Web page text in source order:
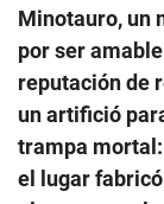
Minotauro, un
por ser
reputación de
un artifició
trampa
el lugar